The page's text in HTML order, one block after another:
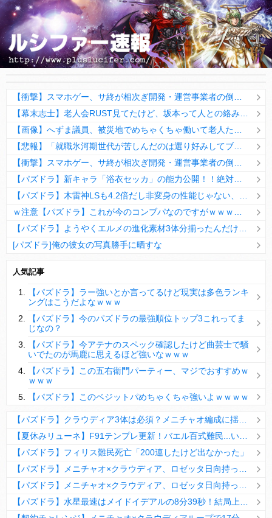
[パズドラ]俺の彼女の写真勝手に晒すな
【パズドラ】陣とか覚醒大小の方がええやろか？
ＤｅＮＡ山崎憲晴 左膝靭帯の手術を無事に終了
Powered by livedoor 相互RSS
人気記事
【パズドラ】ラー強いとか言ってるけど現実は多色ランキ
ングはこうだよなｗｗｗ
【パズドラ】今のパズドラの最強順位トップ3これってま
じなの？
【パズドラ】今アテナのスペック確認したけど曲芸士で騒
いでたのが馬鹿に思えるほど強いなｗｗｗ
【パズドラ】この五右衛門パーティー、マジでおすすめｗ
ｗｗｗ
【パズドラ】このベジットパめちゃくちゃ強いよｗｗｗｗ
【パズドラ】フィリス難民死亡「200連したけど出なかった」